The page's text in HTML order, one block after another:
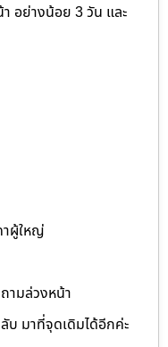
อย่างน้อย 3 วัน และ
าผู้ใหญ่
ามล่วงหน้า
บ มาที่จุดเดิมได้อีกค่ะ